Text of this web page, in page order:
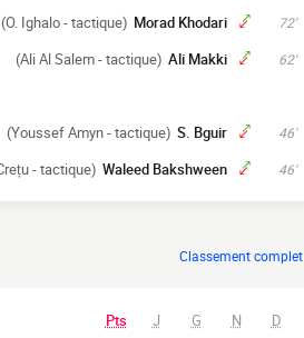
72'
Morad Khodari
(O. Ighalo - tactique)
62'
Ali Makki
(Ali Al Salem - tactique)
46'
S. Bguir
(Youssef Amyn - tactique)
46'
Waleed Bakshween
- tactique)
Classement complet
Pts J G N D